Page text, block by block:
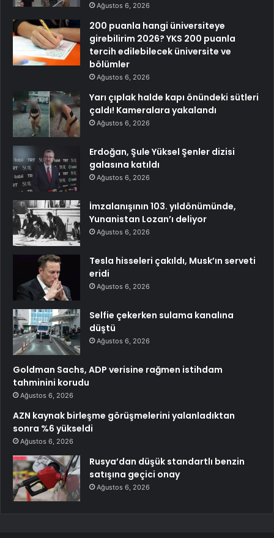
Ağustos 6, 2026
200 puanla hangi üniversiteye
girebilirim 2026? YKS 200 puanla
tercih edilebilecek üniversite ve
bölümler
Ağustos 6, 2026
Yarı çıplak halde kapı önündeki sütleri
çaldı! Kameralara yakalandı
Ağustos 6, 2026
Erdoğan, Şule Yüksel Şenler dizisi
galasına katıldı
Ağustos 6, 2026
İmzalanışının 103. yıldönümünde,
Yunanistan Lozan’ı deliyor
Ağustos 6, 2026
Tesla hisseleri çakıldı, Musk’ın serveti
eridi
Ağustos 6, 2026
Selfie çekerken sulama kanalına
düştü
Ağustos 6, 2026
Goldman Sachs, ADP verisine rağmen istihdam
tahminini korudu
Ağustos 6, 2026
AZN kaynak birleşme görüşmelerini yalanladıktan
sonra %6 yükseldi
Ağustos 6, 2026
Rusya’dan düşük standartlı benzin
satışına geçici onay
Ağustos 6, 2026